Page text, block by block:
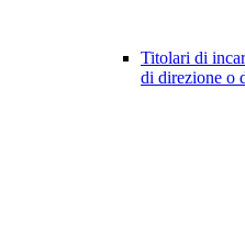
Titolari di
di direzione o